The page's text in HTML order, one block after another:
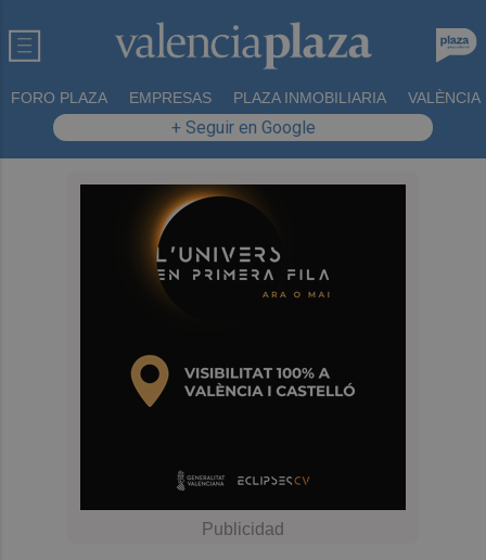
FORO PLAZA EMPRESAS PLAZA INMOBILIARIA VALÈNCIA
+ Seguir en Google